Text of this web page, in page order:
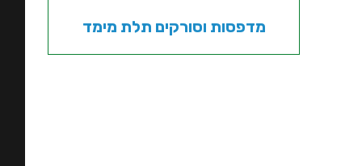
מדפסות וסורקים תלת מימד